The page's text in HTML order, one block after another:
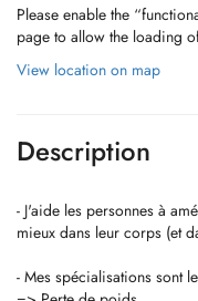
Please enable the
page to allow the loading
View location on map
Description
- J'aide les personnes à
mieux dans leur corps (et
- Mes spécialisations sont